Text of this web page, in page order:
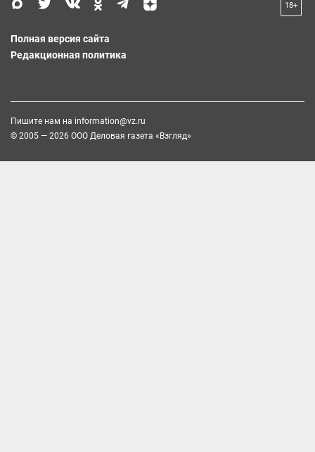
18+
Полная версия сайта
Редакционная политика
Пишите нам на information@vz.ru
© 2005 — 2026 ООО Деловая газета «Взгляд»